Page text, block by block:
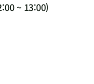
~ 13:00)